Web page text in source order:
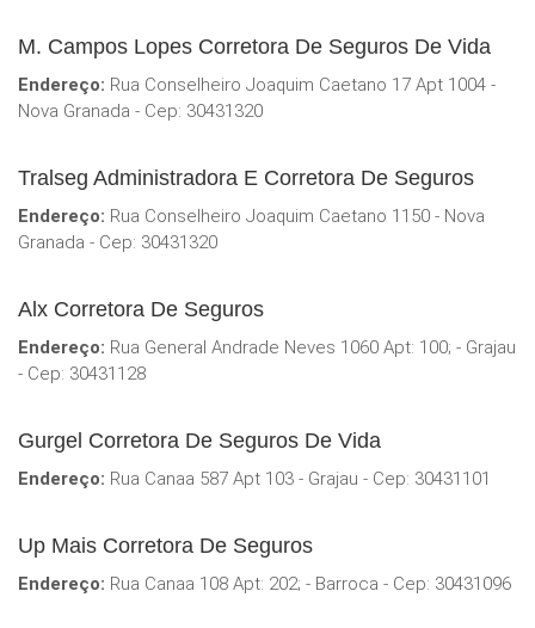
M. Campos Lopes Corretora De Seguros De Vida
Endereço: Rua Conselheiro Joaquim Caetano 17 Apt 1004 -
Nova Granada - Cep: 30431320
Tralseg Administradora E Corretora De Seguros
Endereço: Rua Conselheiro Joaquim Caetano 1150 - Nova
Granada - Cep: 30431320
Alx Corretora De Seguros
Endereço: Rua General Andrade Neves 1060 Apt: 100; - Grajau
- Cep: 30431128
Gurgel Corretora De Seguros De Vida
Endereço: Rua Canaa 587 Apt 103 - Grajau - Cep: 30431101
Up Mais Corretora De Seguros
Endereço: Rua Canaa 108 Apt: 202; - Barroca - Cep: 30431096